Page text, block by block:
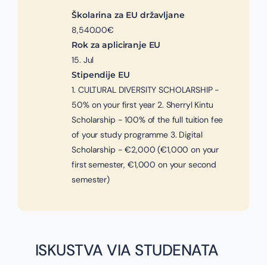
Školarina za EU državljane
8,540.00€
Rok za apliciranje EU
15. Jul
Stipendije EU
1. CULTURAL DIVERSITY SCHOLARSHIP -
50% on your first year 2. Sherryl Kintu
Scholarship - 100% of the full tuition fee
of your study programme 3. Digital
Scholarship - €2,000 (€1,000 on your
first semester, €1,000 on your second
semester)
ISKUSTVA VIA STUDENATA